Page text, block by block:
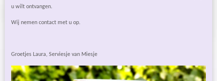
u wilt ontvangen.
Wij nemen contact met u op.
Groetjes Laura, Serviesje van Miesje